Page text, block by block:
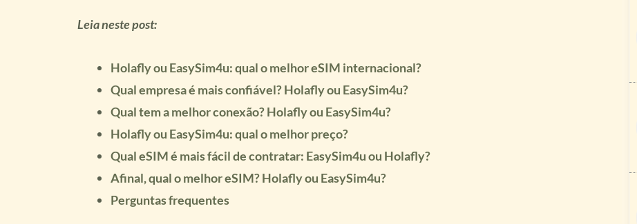
Leia neste post:
Holafly ou EasySim4u: qual o melhor eSIM internacional?
Qual empresa é mais confiável? Holafly ou EasySim4u?
Qual tem a melhor conexão? Holafly ou EasySim4u?
Holafly ou EasySim4u: qual o melhor preço?
Qual eSIM é mais fácil de contratar: EasySim4u ou Holafly?
Afinal, qual o melhor eSIM? Holafly ou EasySim4u?
Perguntas frequentes